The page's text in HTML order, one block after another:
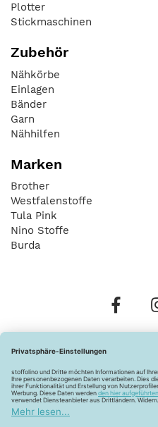
Plotter
Stickmaschinen
Zubehör
Nähkörbe
Einlagen
Bänder
Garn
Nähhilfen
Marken
Brother
Westfalenstoffe
Tula Pink
Nino Stoffe
Burda
Widerrufsbelehrung
Barrierefreiheitserklärung